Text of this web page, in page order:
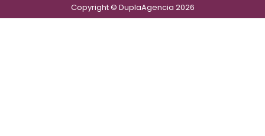
Copyright © DuplaAgencia 2026